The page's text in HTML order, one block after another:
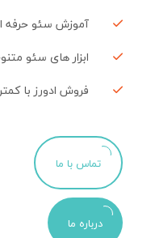
آموزش سئو حرفه
ابزار های سئو
فروش ادورز با
تماس با ما
درباره ما